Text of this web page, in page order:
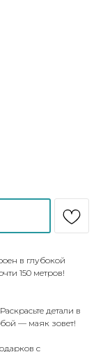
в глубокой
150 метров!
детали в
— маяк зовет!
с